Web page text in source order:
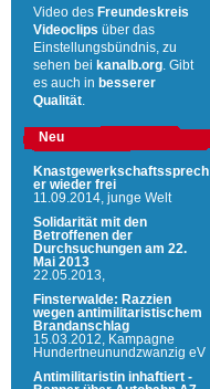
Video des Freundeskreis
Videoclips über das
Einstellungsbündnis, zu
sehen bei kanalb.org . Gibt
es auch in besserer
Qualität
Neu
Knastgewerkschaftssprech
er wieder frei
11.09.2014, junge Welt
Solidarität mit den
Betroffenen der
Durchsuchungen am 22.
Mai 2013
22.05.2013,
Finsterwalde: Razzien
wegen antimilitaristischem
Brandanschlag
15.03.2012,
Kampagne
Hundertneunundzwanzig eV
Antimilitaristin inhaftiert -